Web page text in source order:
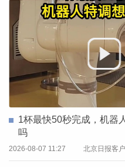
1杯最快50秒完成，机器
吗
2026-08-07 11:27 北京日报客